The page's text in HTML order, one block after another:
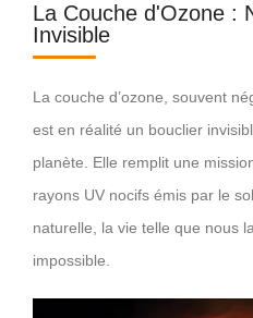
La Couche d'Ozone :
Invisible
La couche d’ozone, souvent
est en réalité un bouclier
planète. Elle remplit une
rayons UV nocifs émis par le
naturelle, la vie telle que nous
impossible.